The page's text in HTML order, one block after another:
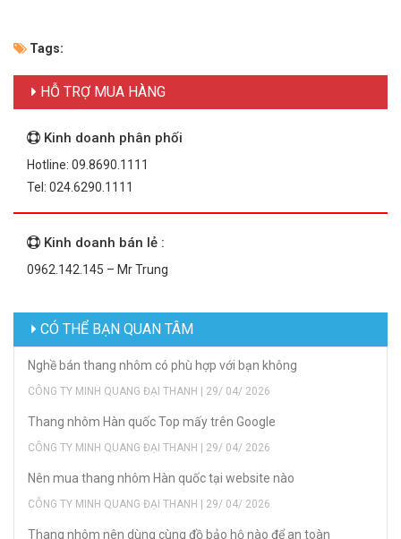
Tags:
HỖ TRỢ MUA HÀNG
Kinh doanh phân phối
Hotline: 09.8690.1111
Tel: 024.6290.1111
Kinh doanh bán lẻ :
0962.142.145 – Mr Trung
CÓ THỂ BẠN QUAN TÂM
Nghề bán thang nhôm có phù hợp với bạn không
CÔNG TY MINH QUANG ĐẠI THANH | 29/ 04/ 2026
Thang nhôm Hàn quốc Top mấy trên Google
CÔNG TY MINH QUANG ĐẠI THANH | 29/ 04/ 2026
Nên mua thang nhôm Hàn quốc tại website nào
CÔNG TY MINH QUANG ĐẠI THANH | 29/ 04/ 2026
Thang nhôm nên dùng cùng đồ bảo hộ nào để an toàn